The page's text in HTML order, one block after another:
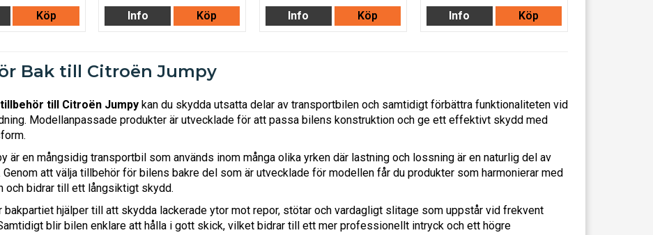
Köp
Info
Köp Info Köp Info Köp
Bak till Citroën Jumpy
till Citroën Jumpy kan du skydda utsatta delar av transportbilen och samtidigt förbättra funktionaliteten vid
Modellanpassade produkter är utvecklade för att passa bilens konstruktion och ge ett effektivt skydd med
är en mångsidig transportbil som används inom många olika yrken där lastning och lossning är en naturlig del av
Genom att välja tillbehör för bilens bakre del som är utvecklade för modellen får du produkter som harmonierar med
och bidrar till ett långsiktigt skydd.
bakpartiet hjälper till att skydda lackerade ytor mot repor, stötar och vardagligt slitage som uppstår vid frekvent
blir bilen enklare att hålla i gott skick, vilket bidrar till ett mer professionellt intryck och ett högre